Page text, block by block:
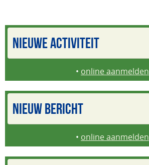
NIEUWE ACTIVITEIT
• online aanmelden
NIEUW BERICHT
• online aanmelden